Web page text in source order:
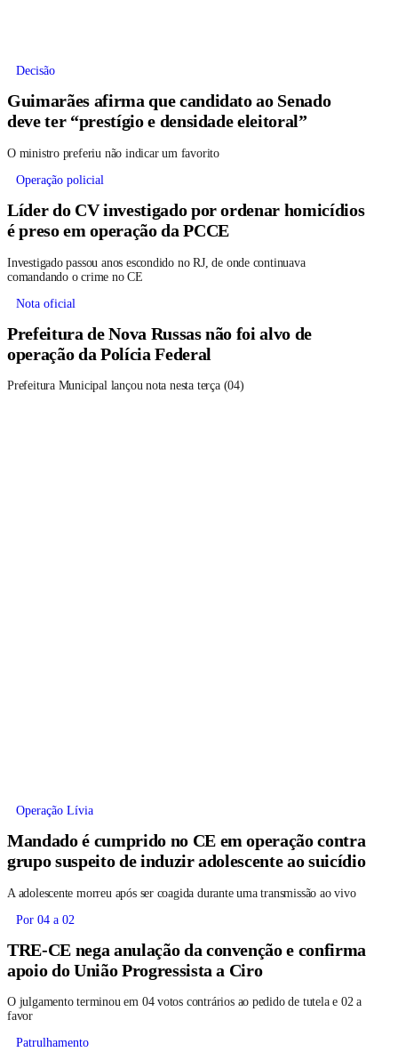
Decisão
Guimarães afirma que candidato ao Senado
deve ter “prestígio e densidade eleitoral”
O ministro preferiu não indicar um favorito
Operação policial
Líder do CV investigado por ordenar homicídios
é preso em operação da PCCE
Investigado passou anos escondido no RJ, de onde continuava
comandando o crime no CE
Nota oficial
Prefeitura de Nova Russas não foi alvo de
operação da Polícia Federal
Prefeitura Municipal lançou nota nesta terça (04)
Operação Lívia
Mandado é cumprido no CE em operação contra
grupo suspeito de induzir adolescente ao suicídio
A adolescente morreu após ser coagida durante uma transmissão ao vivo
Por 04 a 02
TRE-CE nega anulação da convenção e confirma
apoio do União Progressista a Ciro
O julgamento terminou em 04 votos contrários ao pedido de tutela e 02 a
favor
Patrulhamento